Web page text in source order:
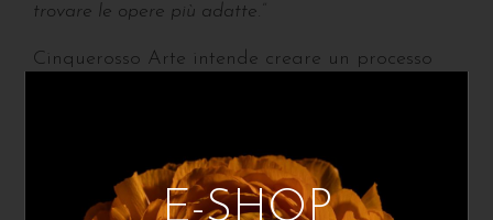
trovare le opere più adatte.”
Cinquerosso Arte intende creare un processo
d’arte con un intrinseco valore estetico, ma
prezzi accessibili e con preventivi
E-SHOP